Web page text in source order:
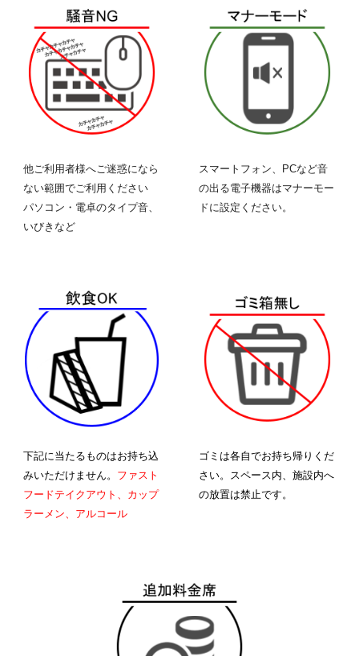
他ご利用者様へご迷惑になら
ない範囲でご利用ください
パソコン・電卓のタイプ音、
いびきなど
スマートフォン、PCなど音
の出る電子機器はマナーモー
ドに設定ください。
下記に当たるものはお持ち込
みいただけません。 ファスト
フードテイクアウト、カップ
ラーメン、アルコール
ゴミは各自でお持ち帰りくだ
さい。スペース内、施設内へ
の放置は禁止です。